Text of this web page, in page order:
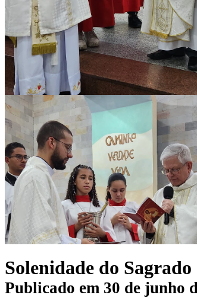
Solenidade do Sagrado
Publicado em 30 de junho